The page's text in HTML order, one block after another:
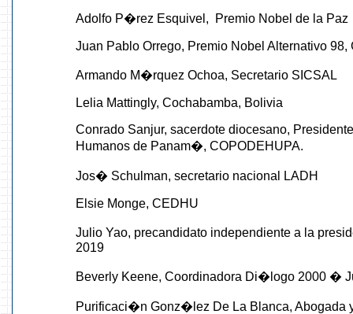
Adolfo P�rez Esquivel, Premio Nobel de la Paz
Juan Pablo Orrego, Premio Nobel Alternativo
Armando M�rquez Ochoa, Secretario SICSAL
Lelia Mattingly, Cochabamba, Bolivia
Conrado Sanjur, sacerdote diocesano,
Humanos de Panam�, COPODEHUPA.
Jos� Schulman, secretario nacional LADH
Elsie Monge, CEDHU
Julio Yao, precandidato independiente a la
2019
Beverly Keene, Coordinadora Di�logo 2000 �
Purificaci�n Gonz�lez De La Blanca, Abogada